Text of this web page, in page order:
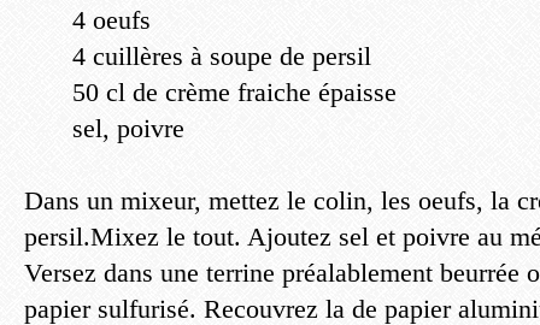
4 oeufs
4 cuillères à soupe de persil
50 cl de crème fraiche épaisse
sel, poivre
Dans un mixeur, mettez le colin, les oeufs, la
persil.Mixez le tout. Ajoutez sel et poivre au
Versez dans une terrine préalablement beurrée
papier sulfurisé. Recouvrez la de papier